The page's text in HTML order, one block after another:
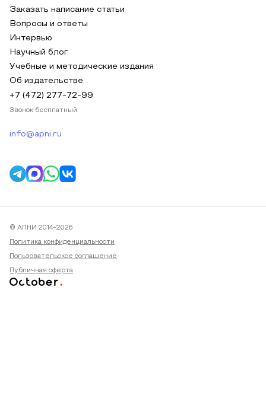
Заказать написание статьи
Вопросы и ответы
Интервью
Научный блог
Учебные и методические издания
Об издательстве
+7 (472) 277-72-99
Звонок бесплатный
info@apni.ru
© АПНИ 2014-2026
Политика конфиденциальности
Пользовательское соглашение
Публичная оферта